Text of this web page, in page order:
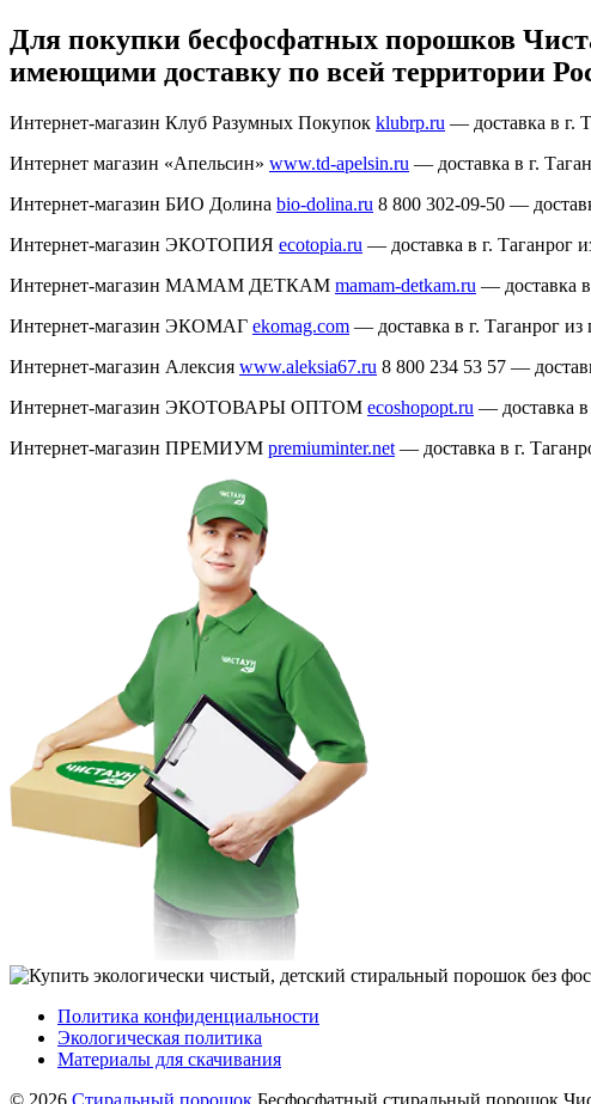
Для покупки бесфосфатных порошков
имеющими доставку по всей территории
Интернет-магазин Клуб Разумных Покупок klubrp.ru — доставка в г.
Интернет магазин «Апельсин» www.td-apelsin.ru — доставка в г.
Интернет-магазин БИО Долина bio-dolina.ru 8 800 302-09-50 —
Интернет-магазин ЭКОТОПИЯ ecotopia.ru — доставка в г. Таганрог
Интернет-магазин МАМАМ ДЕТКАМ mamam-detkam.ru — доставка
Интернет-магазин ЭКОМАГ ekomag.com — доставка в г. Таганрог из
Интернет-магазин Алексия www.aleksia67.ru 8 800 234 53 57 —
Интернет-магазин ЭКОТОВАРЫ ОПТОМ ecoshopopt.ru — доставка в
Интернет-магазин ПРЕМИУМ premiuminter.net — доставка в г.
Политика конфиденциальности
Экологическая политика
Материалы для скачивания
© 2026 Стиральный порошок Бесфосфатный стиральный порошок